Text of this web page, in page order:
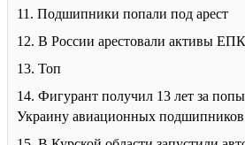
11. Подшипники попали под арест
12. В России арестовали активы ЕПК
13. Топ
14. Фигурант получил 13 лет за
Украину авиационных подшипников